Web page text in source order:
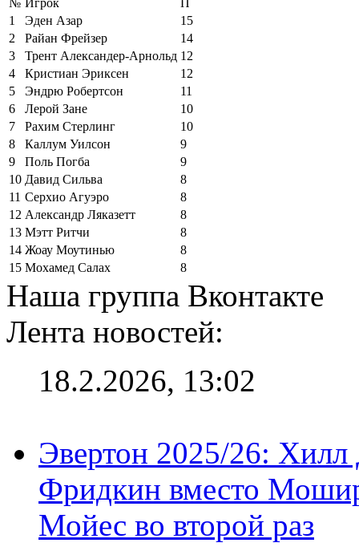
1
Эден Азар
15
2
Райан Фрейзер
14
3
Трент Александер-Арнольд 12
4
Кристиан Эриксен
12
5
Эндрю Робертсон
11
6
Лерой Зане
10
7
Рахим Стерлинг
10
8
Каллум Уилсон
9
9
Поль Погба
9
10 Давид Сильва
8
11 Серхио Агуэро
8
12 Александр Ляказетт
8
13 Мэтт Ритчи
8
14 Жоау Моутинью
8
15 Мохамед Салах 8
Наша группа Вконтакте
Лента новостей:
18.2.2026, 13:02
Эвертон 2025/26:
Фридкин вместо
Мойес во второй раз